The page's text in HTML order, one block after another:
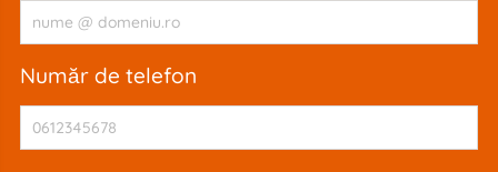
număr de telefon